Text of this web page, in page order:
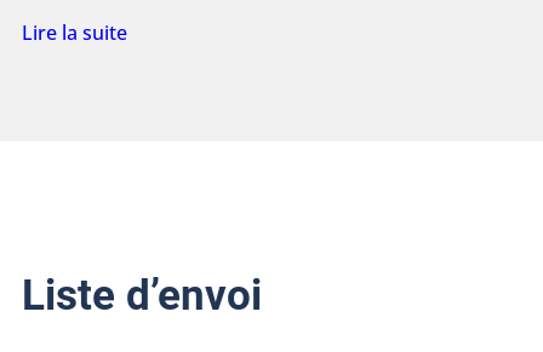
Lire la suite
Liste d’envoi